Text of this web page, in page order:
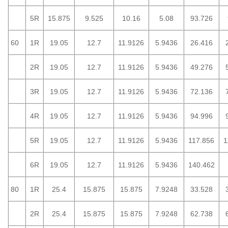
5R 15.875 9.525 10.16 5.08 93.726
60 1R 19.05 12.7 11.9126 5.9436 26.416
2R 19.05 12.7 11.9126 5.9436 49.276
3R 19.05 12.7 11.9126 5.9436 72.136
4R 19.05 12.7 11.9126 5.9436 94.996
5R 19.05 12.7 11.9126 5.9436 117.856
6R 19.05 12.7 11.9126 5.9436 140.462
80 1R 25.4 15.875 15.875 7.9248 33.528
2R 25.4 15.875 15.875 7.9248 62.738